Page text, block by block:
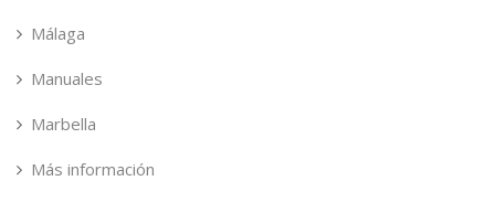
Málaga
Manuales
Marbella
Más información